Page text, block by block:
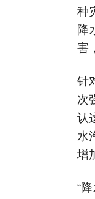
种
降
害
针
次
认
水
增
“